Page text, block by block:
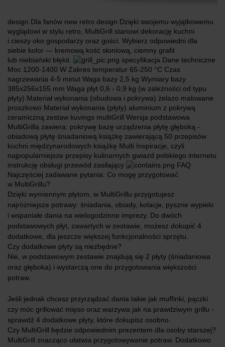
design Dla fanów new retro design Dzięki swojemu wyjątkowemu
wyglądowi w stylu retro, MultiGrill stanowi dekorację kuchni
i cieszy oko gospodarzy oraz gości. Wybierz odpowiedni dla
siebie kolor — kremową kość słoniową, ciemny grafit
lub niebiański błękit.
specyfikacja Dane techniczne
Moc 1200-1400 W Zakres temperatur 65-250 °C Czas
nagrzewania 4-5 minut Waga bazy 2,5 kg Wymiary bazy
385x256x155 mm Waga płyt 0,6 - 0,9 kg (w zależności od typu
płyty) Materiał wykonania (obudowa i pokrywa) żelazo malowane
proszkowo Materiał wykonania (płyty) aluminium z pokrywą
ceramiczną zestaw kuvings multiGrill Wersja podstawowa
MultiGrilla zawiera: pokrywę bazę urządzenia płytę głęboką -
obiadową płytę śniadaniową książkę zawierającą 50 przepisów
kuchni międzynarodowych książkę Multi Inspiracje, czyli
najpopularniejsze przepisy kulinarnych gwiazd polskiego internetu
instrukcję obsługi przewód zasilający
FAQ
Najczęściej zadawane pytania: Co mogę przygotować
w MultiGrillu?
Dzięki wymiennym płytom, w MultiGrillu przygotujesz
najróżniejsze potrawy: śniadania, obiady, kolacje, pyszne wypieki
i wspaniałe dania na wielogodzinne imprezy. Do dwóch
podstawowych płyt, zawartych w zestawie, możesz dokupić 4
dodatkowe, dla jeszcze większej funkcjonalności sprzętu.
Czy dodatkowe płyty są niezbędne?
Nie, w podstawowym zestawie znajdują się 2 płyty (śniadaniowa
oraz głęboka) i wystarczą one do przygotowania większości
potraw.
Jeśli jednak chcesz przyrządzać dania takie jak muffinki, pączki
czy móc grillować mięso oraz warzywa jak na prawdziwym grillu ‑
sprawdź 4 dodatkowe płyty, które dokupisz osobno.
Czy MultiGrill będzie odpowiednim prezentem dla osoby starszej?
MultiGrill znacząco ułatwia przygotowywanie potraw. Dodatkowo